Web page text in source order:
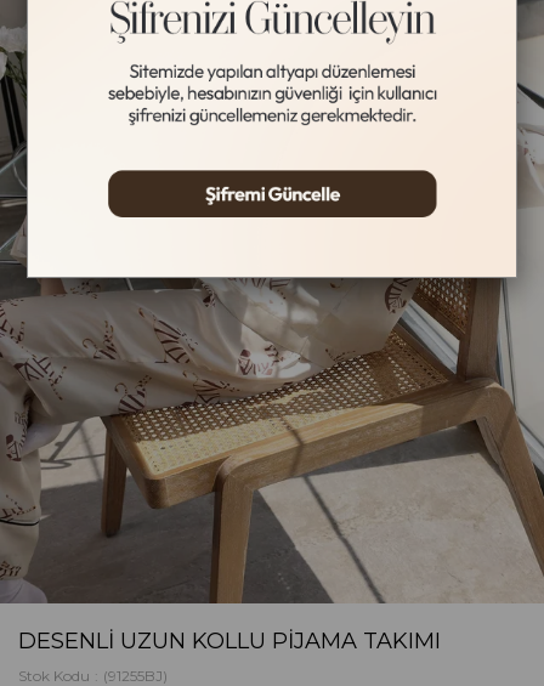
DESENLI UZUN KOLLU PIJAMA TAKIMI
Stok Kodu (91255BJ)